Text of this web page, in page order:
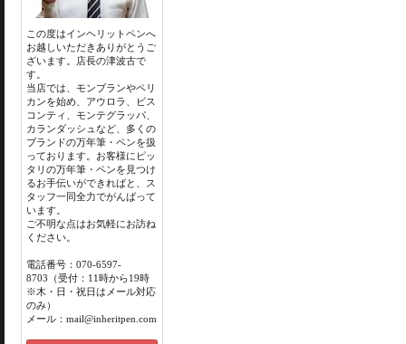
この度はインヘリットペンへ
お越しいただきありがとうご
ざいます。店長の津波古で
す。
当店では、モンブランやペリ
カンを始め、アウロラ、ビス
コンティ、モンテグラッパ、
カランダッシュなど、多くの
ブランドの万年筆・ペンを扱
っております。お客様にピッ
タリの万年筆・ペンを見つけ
るお手伝いができればと、ス
タッフ一同全力でがんばって
います。
ご不明な点はお気軽にお訪ね
ください。
電話番号：070-6597-
8703（受付：11時から19時
※木・日・祝日はメール対応
のみ）
メール：mail@inheritpen.com